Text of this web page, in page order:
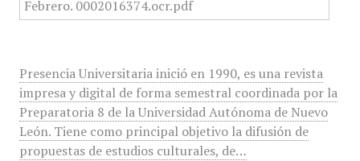
Presencia Universitaria inició en 1990, es una revista
impresa y digital de forma semestral coordinada por la
Preparatoria 8 de la Universidad Autónoma de Nuevo
León. Tiene como principal objetivo la difusión de
propuestas de estudios culturales, de…